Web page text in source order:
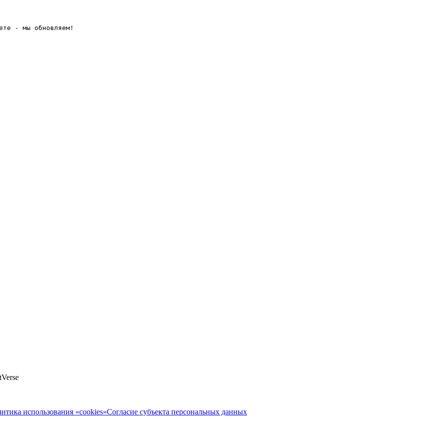
- мы обновляем!
использования «cookies»Согласие субъекта персональных данных